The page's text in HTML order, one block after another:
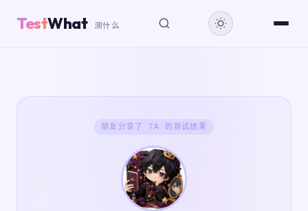
TestWhat 测什么
朋友分享了 TA 的测试结果